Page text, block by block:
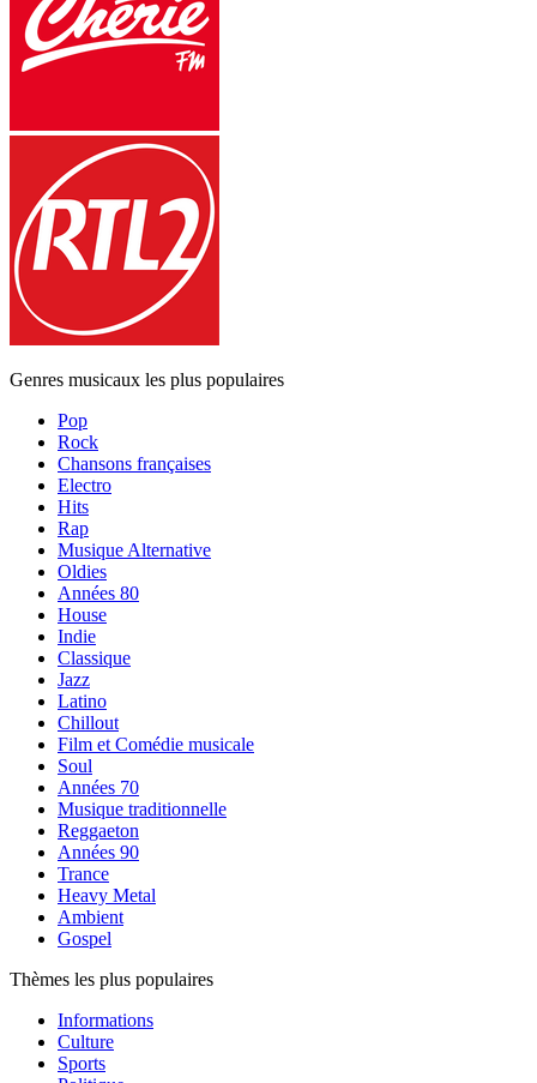
Genres musicaux les plus populaires
Pop
Rock
Chansons françaises
Electro
Hits
Rap
Musique Alternative
Oldies
Années 80
House
Indie
Classique
Jazz
Latino
Chillout
Film et Comédie musicale
Soul
Années 70
Musique traditionnelle
Reggaeton
Années 90
Trance
Heavy Metal
Ambient
Gospel
Thèmes les plus populaires
Informations
Culture
Sports